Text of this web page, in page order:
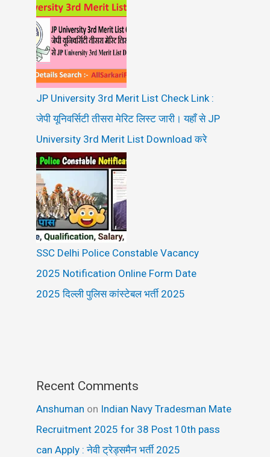
JP University 3rd Merit List Check Link :
जेपी यूनिवर्सिटी तीसरा मेरिट लिस्ट जारी। यहाँ से JP
University 3rd Merit List Download करे
SSC Delhi Police Constable Vacancy
2025 Notification Online Form Date
2025 दिल्ली पुलिस कांस्टेबल भर्ती 2025
Recent Comments
Anshuman on Indian Navy Tradesman Mate
Recruitment 2025 for 38 Post 10th pass
can Apply : नेवी ट्रेड्समैन भर्ती 2025